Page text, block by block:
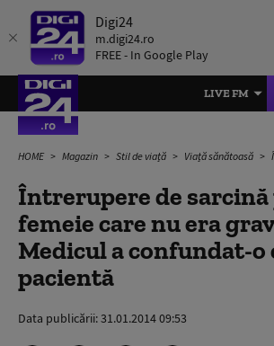
Digi24
m.digi24.ro
FREE - In Google Play
LIVE FM
HOME Magazin Stil de viață Viață sănătoasă
Întrerupere de
femeie care nu era
Medicul a confundat-o
pacientă
Data publicării:31.01.2014 09:53